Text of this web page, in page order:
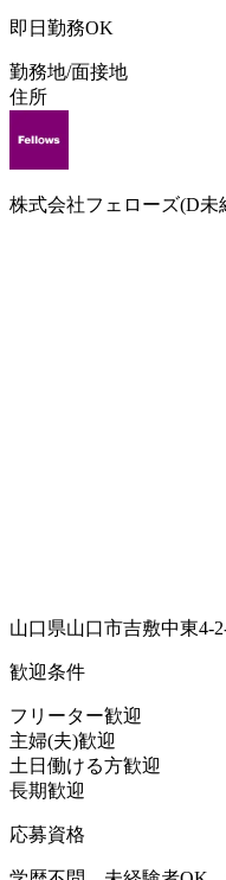
即日勤務OK
勤務地/面接地
住所
株式会社フェローズ(D未
山口県山口市吉敷中東4-
歓迎条件
フリーター歓迎
主婦(夫)歓迎
土日働ける方歓迎
長期歓迎
応募資格